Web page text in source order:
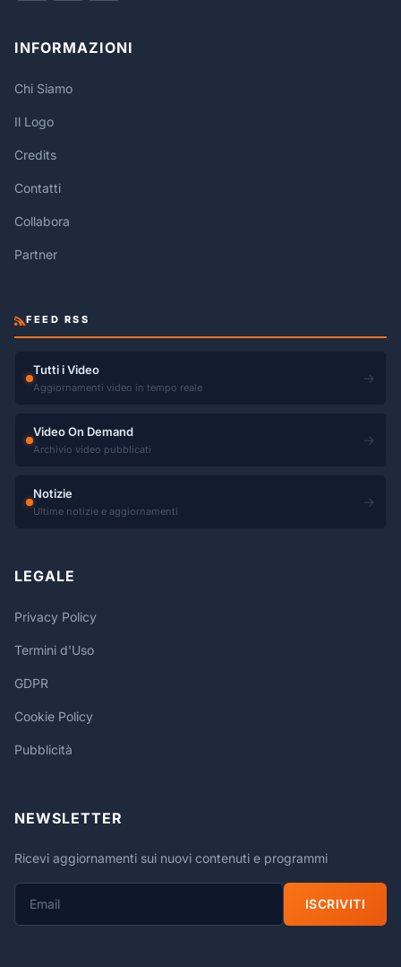
INFORMAZIONI
Chi Siamo
Il Logo
Credits
Contatti
Collabora
Partner
FEED RSS
Tutti i Video
Aggiornamenti video in tempo reale
→
Video On Demand
Archivio video pubblicati
→
Notizie
Ultime notizie e aggiornamenti
→
LEGALE
Privacy Policy
Termini d'Uso
GDPR
Cookie Policy
Pubblicità
NEWSLETTER
Ricevi aggiornamenti sui nuovi contenuti e programmi
ISCRIVITI